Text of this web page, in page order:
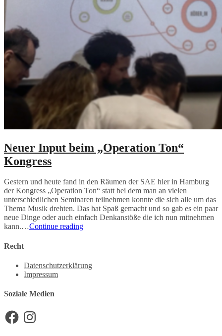
Neuer Input beim „Operation Ton“
Kongress
Gestern und heute fand in den Räumen der SAE hier in Hamburg
der Kongress „Operation Ton“ statt bei dem man an vielen
unterschiedlichen Seminaren teilnehmen konnte die sich alle um das
Thema Musik drehten. Das hat Spaß gemacht und so gab es ein paar
neue Dinge oder auch einfach Denkanstöße die ich nun mitnehmen
kann.…Continue readingNeuer
Ton“
Kongress
Recht
Datenschutzerklärung
Impressum
Soziale Medien
FacebookInstagram